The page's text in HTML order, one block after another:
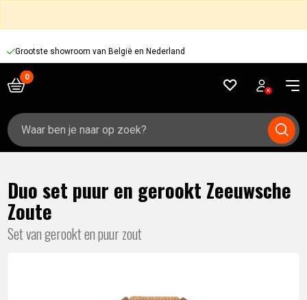
Grootste showroom van België en Nederland
Zoeken
naar:
Duo set puur en gerookt Zeeuwsche
Zoute
Set van gerookt en puur zout